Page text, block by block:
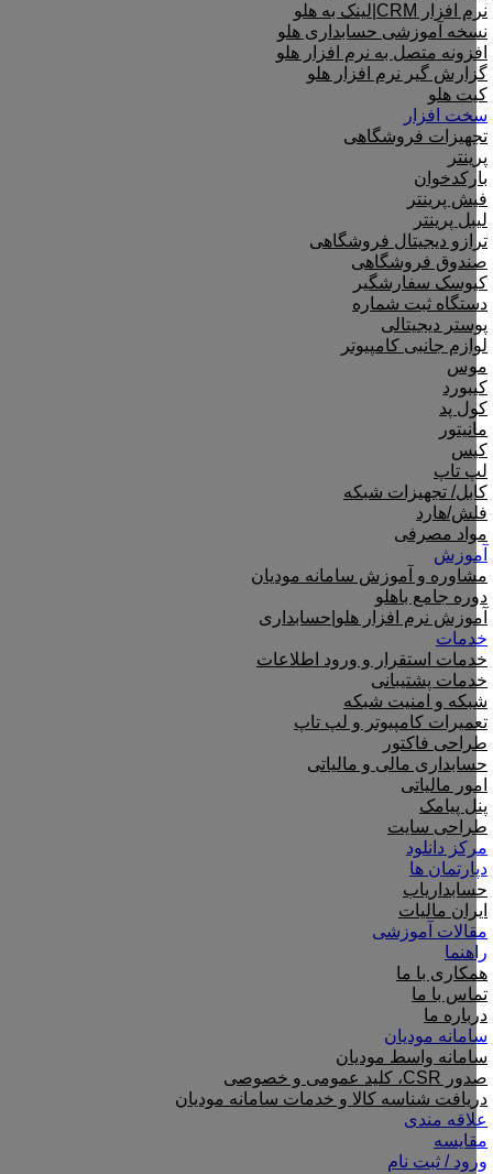
نرم افزار CRM|لینک به هلو
نسخه آموزشی حسابداری هلو
افزونه متصل به نرم افزار هلو
گزارش گیر نرم افزار هلو
کیت هلو
سخت افزار
تجهیزات فروشگاهی
پرینتر
بارکدخوان
فیش پرینتر
لیبل پرینتر
ترازو دیجیتال فروشگاهی
صندوق فروشگاهی
کیوسک سفارشگیر
دستگاه ثبت شماره
پوستر دیجیتالی
لوازم جانبی کامپیوتر
موس
کیبورد
کول پد
مانیتور
کیس
لپ تاپ
کابل/ تجهیزات شبکه
فلش/هارد
مواد مصرفی
آموزش
مشاوره و آموزش سامانه مودیان
دوره جامع باهلو
آموزش نرم افزار هلو|حسابداری
خدمات
خدمات استقرار و ورود اطلاعات
خدمات پشتیبانی
شبکه و امنیت شبکه
تعمیرات کامپیوتر و لپ تاپ
طراحی فاکتور
حسابداری مالی و مالیاتی
امور مالیاتی
پنل پیامک
طراحی سایت
مرکز دانلود
دپارتمان ها
حسابداریاب
ایران مالیات
مقالات آموزشی
راهنما
همکاری با ما
تماس با ما
درباره ما
سامانه مودیان
سامانه واسط مودیان
صدور CSR، کلید عمومی و خصوصی
دریافت شناسه کالا و خدمات سامانه مودیان
علاقه مندی
مقایسه
ورود / ثبت نام